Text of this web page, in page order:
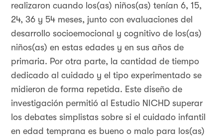
realizaron cuando los(as) niños(as) tenían 6, 15,
24, 36 y 54 meses, junto con evaluaciones del
desarrollo socioemocional y cognitivo de los(as)
niños(as) en estas edades y en sus años de
primaria. Por otra parte, la cantidad de tiempo
dedicado al cuidado y el tipo experimentado se
midieron de forma repetida. Este diseño de
investigación permitió al Estudio NICHD superar
los debates simplistas sobre si el cuidado infantil
en edad temprana es bueno o malo para los(as)